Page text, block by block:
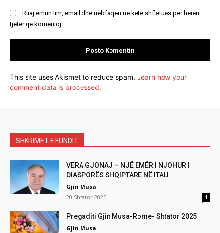
Ruaj emrin tim, email dhe uebfaqen në këtë shfletues për herën
tjetër që komentoj.
This site uses Akismet to reduce spam. Learn how your
comment data is processed.
SHKRIMET E FUNDIT
VERA GJONAJ – NJË EMËR I NJOHUR I
DIASPORËS SHQIPTARE NË ITALI
Gjin Musa
20 Shtator 2025
1
Pregaditi Gjin Musa-Rome- Shtator 2025
Gjin Musa